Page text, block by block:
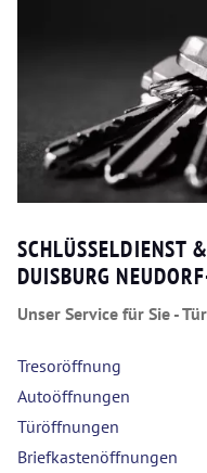
SCHLÜSSELDIENST
DUISBURG
Unser Service für Sie -
Tresoröffnung
Autoöffnungen
Türöffnungen
Briefkastenöffnungen